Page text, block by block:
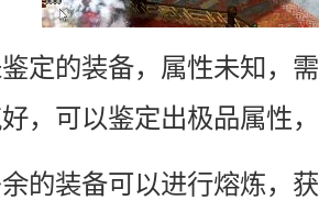
定的装备，属性未知，
，可以鉴定出极品属性
的装备可以进行熔炼，